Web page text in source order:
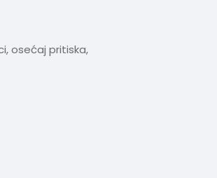
osećaj pritiska,